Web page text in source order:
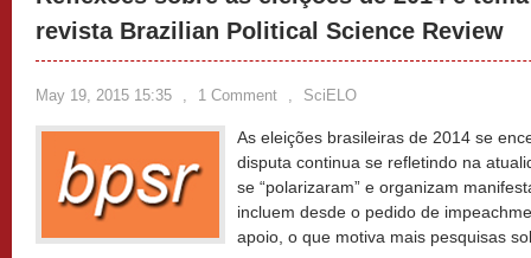
revista Brazilian Political Science Review
May 19, 2015 15:35 , 1 Comment , SciELO
As eleições brasileiras de 2014 se
disputa continua se refletindo na
se “polarizaram” e organizam
incluem desde o pedido de
apoio, o que motiva mais pesquisas